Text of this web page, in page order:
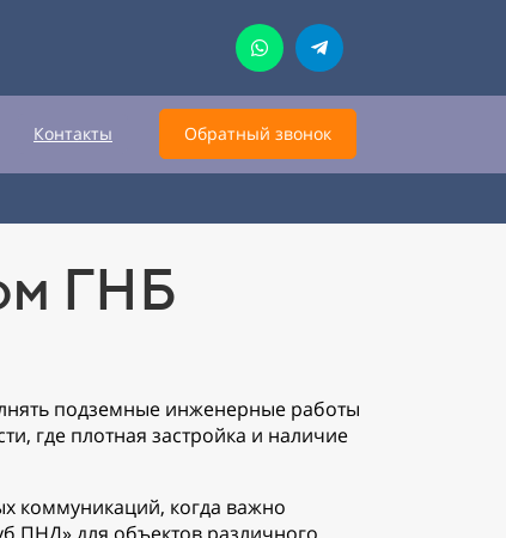
Контакты Обратный звонок
ГНБ
подземные инженерные работы
где плотная застройка и наличие
коммуникаций, когда важно